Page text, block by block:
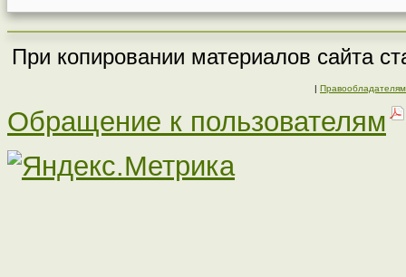
При копировании материалов сайта
| Правообладателям
Обращение к пользователям